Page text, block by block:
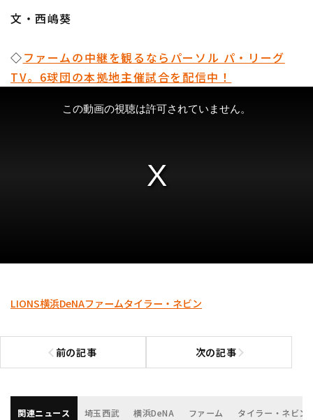
文・西嶋葵
◇ファームの中継を観るならパーソル パ・リーグ
TV。6球団の本拠地主催試合を配信中！
LIONS横浜DeNAファームタイラー・ネビン
前の記事
前の記事へ 次の記事次の記事へ
関連ニュース 埼玉西武 横浜DeNA ファーム タイラー・ネビン